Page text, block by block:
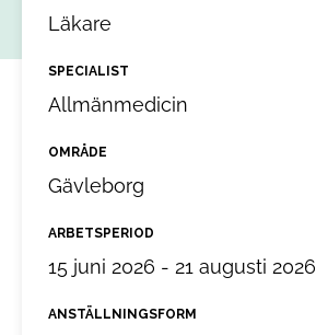
Läkare
SPECIALIST
Allmänmedicin
OMRÅDE
Gävleborg
ARBETSPERIOD
15 juni 2026 - 21 augusti 2026
ANSTÄLLNINGSFORM